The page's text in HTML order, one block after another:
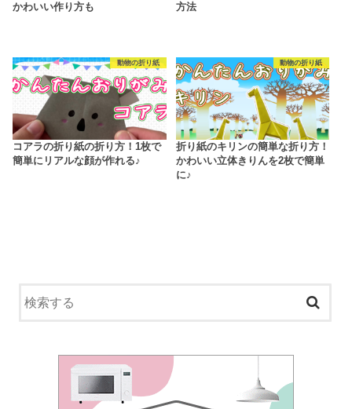
かわいい作り方も
方法
動物の折り紙
コアラの折り紙の折り方！1枚で
簡単にリアルな顔が作れる♪
動物の折り紙
折り紙のキリンの簡単な折り方！
かわいい立体きりんを2枚で簡単
に♪